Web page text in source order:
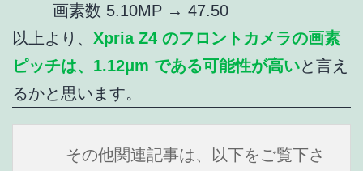
画素数 5.10MP → 47.50
以上より、 Xpria Z4 のフロントカメラの画素
ピッチは、1.12μm である可能性が高いと言え
るかと思います。
その他関連記事は、以下をご覧下さ